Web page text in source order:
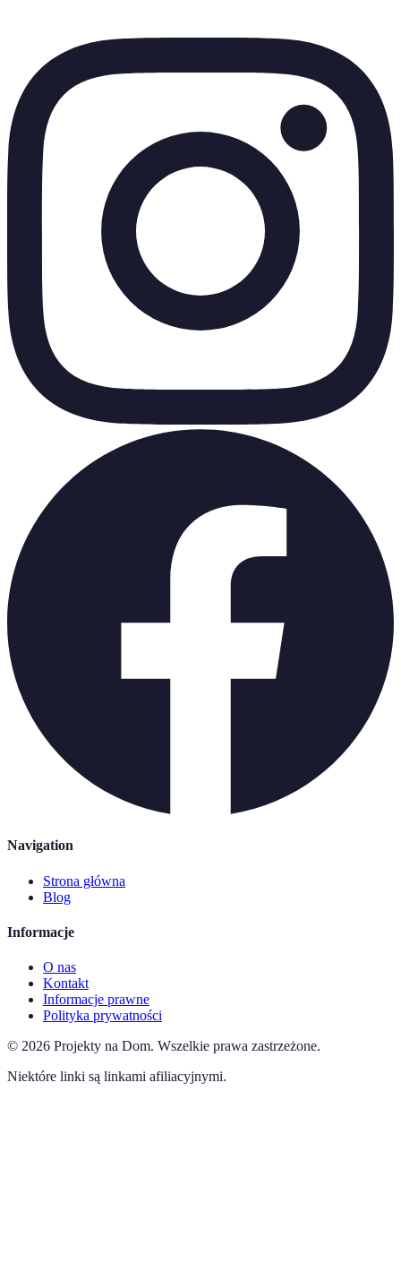
Navigation
Strona główna
Blog
Informacje
O nas
Kontakt
Informacje prawne
Polityka prywatności
© 2026 Projekty na Dom. Wszelkie prawa zastrzeżone.
Niektóre linki są linkami afiliacyjnymi.